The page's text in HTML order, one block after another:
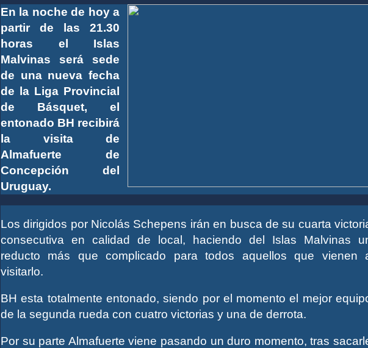
En la noche de hoy a
partir de las 21.30
horas el Islas
Malvinas será sede
de una nueva fecha
de la Liga Provincial
de Básquet, el
entonado BH recibirá
la visita de
Almafuerte de
Concepción del
Uruguay.
Los dirigidos por Nicolás Schepens irán en busca de su cuarta
consecutiva en calidad de local, haciendo del Islas Malvinas
reducto más que complicado para todos aquellos que vienen
visitarlo.
BH esta totalmente entonado, siendo por el momento el mejor
de la segunda rueda con cuatro victorias y una de derrota.
Por su parte Almafuerte viene pasando un duro momento, tras